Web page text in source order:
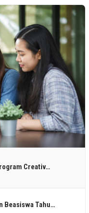
Creativ…
Beasiswa Tahu…